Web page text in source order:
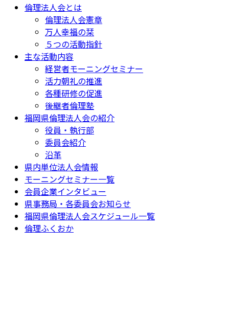
倫理法人会とは
倫理法人会憲章
万人幸福の栞
５つの活動指針
主な活動内容
経営者モーニングセミナー
活力朝礼の推進
各種研修の促進
後継者倫理塾
福岡県倫理法人会の紹介
役員・執行部
委員会紹介
沿革
県内単位法人会情報
モーニングセミナー一覧
会員企業インタビュー
県事務局・各委員会お知らせ
福岡県倫理法人会スケジュール一覧
倫理ふくおか